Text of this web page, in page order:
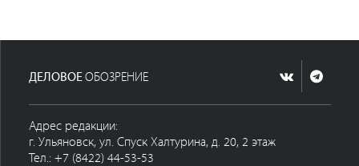
ДЕЛОВОЕ ОБОЗРЕНИЕ
Адрес редакции:
г. Ульяновск, ул. Спуск Халтурина, д. 20, 2 этаж
Тел.: +7 (8422) 44-53-53